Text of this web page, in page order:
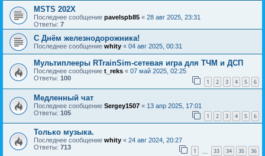
MSTS 202X
Последнее сообщение pavelspb85 « 28 авг 2025, 23:31
Ответы: 7
С Днём железнодорожника!
Последнее сообщение whity « 04 авг 2025, 00:31
Мультиплееры RTrainSim-сетевая игра для ТЧМ и ДСП
Последнее сообщение t_reks « 07 май 2025, 02:25
Ответы: 100 1 2 3 4 5 6
Медленный чат
Последнее сообщение Sergey1507 « 13 апр 2025, 17:01
Ответы: 105 1 2 3 4 5 6
Только музыка.
Последнее сообщение whity « 24 авг 2024, 20:27
Ответы: 713 1 33 34 35 36